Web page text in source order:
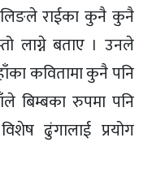
राईका कुनै कुनै
लाग्ने बताए । उनले
कवितामा कुनै पनि
बिम्बका रुपमा पनि
ढुंगालाई प्रयोग